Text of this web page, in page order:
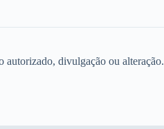
autorizado, divulgação ou alteração.